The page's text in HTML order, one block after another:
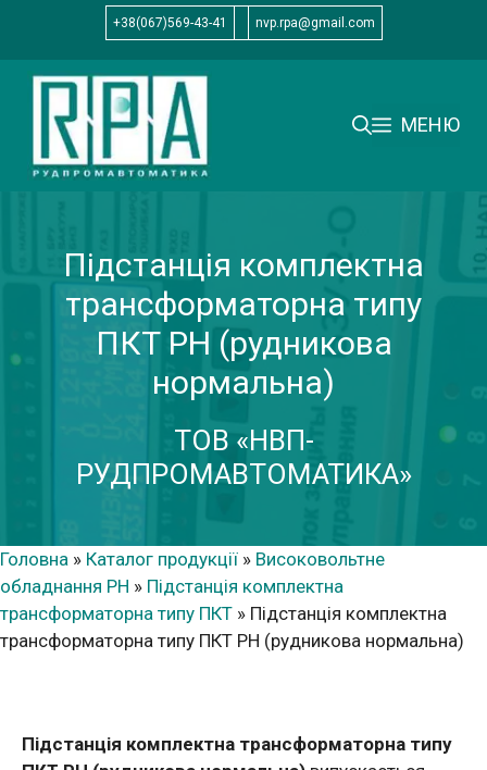
вмісту
+38(067)569-43-41 nvp.rpa@gmail.com
МЕНЮ
Підстанція комплектна
трансформаторна типу
ПКТ РН (рудникова
нормальна)
ТОВ «НВП-
РУДПРОМАВТОМАТИКА»
Головна » Каталог продукції » Високовольтне
обладнання РН » Підстанція комплектна
трансформаторна типу ПКТ » Підстанція комплектна
трансформаторна типу ПКТ РН (рудникова нормальна)
Підстанція комплектна трансформаторна типу